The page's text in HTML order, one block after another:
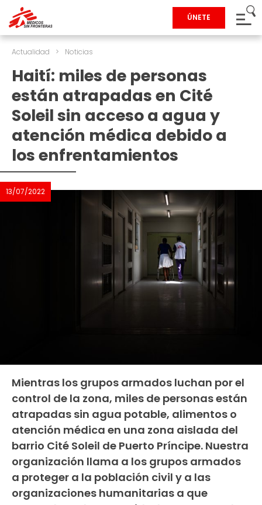
ÚNETE
Actualidad > Noticias
Haití: miles de personas
están atrapadas en Cité
Soleil sin acceso a agua y
atención médica debido a
los enfrentamientos
13/07/2022
Mientras los grupos armados luchan por el
control de la zona, miles de personas están
atrapadas sin agua potable, alimentos o
atención médica en una zona aislada del
barrio Cité Soleil de Puerto Príncipe. Nuestra
organización llama a los grupos armados
a proteger a la población civil y a las
organizaciones humanitarias a que